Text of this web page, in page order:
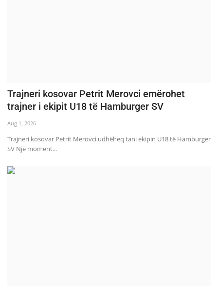
Trajneri kosovar Petrit Merovci emërohet
trajner i ekipit U18 të Hamburger SV
Aug 1, 2026
Trajneri kosovar Petrit Merovci udhëheq tani ekipin U18 të Hamburger
SV Një moment...